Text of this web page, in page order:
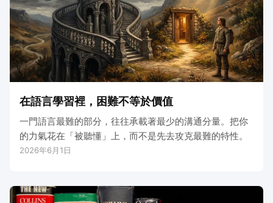
在語言學習裡，困難不等於價值
一門語言最難的部分，往往承載著最少的溝通分量。把你
的力氣花在「被聽懂」上，而不是先去攻克最難的特性。
2026年6月1日